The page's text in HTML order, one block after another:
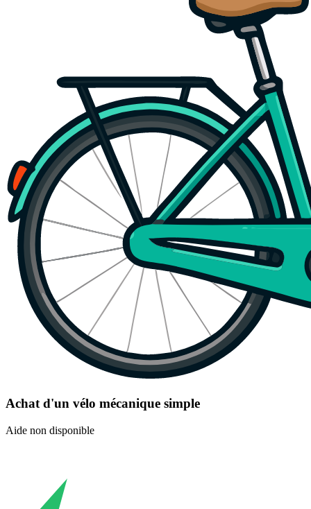
Achat d'un vélo mécanique simple
Aide non disponible